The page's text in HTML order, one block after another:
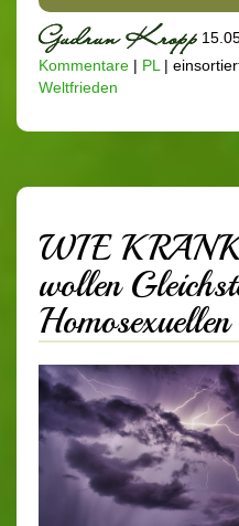
Kommentare | PL |
Weltfrieden
WIE
wollen